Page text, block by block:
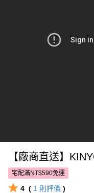
【廠商直送】
宅配滿NT$590免運
4 ( 1 則評價 )